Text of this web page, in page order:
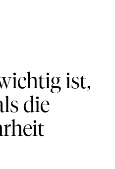
ist,
die